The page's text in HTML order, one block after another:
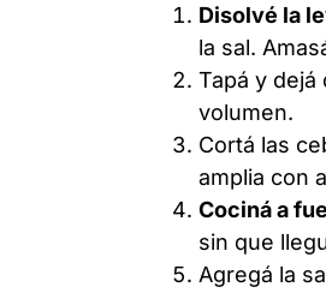
Disolvé la
la sal.
Tapá y
volumen.
Cortá las
amplia con
Cociná a
sin que
Agregá la